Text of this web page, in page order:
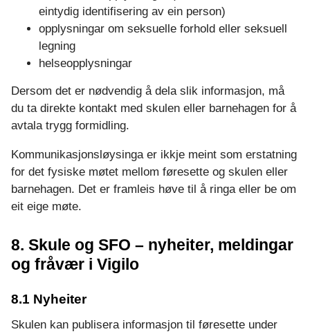
eintydig identifisering av ein person)
opplysningar om seksuelle forhold eller seksuell
legning
helseopplysningar
Dersom det er nødvendig å dela slik informasjon, må
du ta direkte kontakt med skulen eller barnehagen for å
avtala trygg formidling.
Kommunikasjonsløysinga er ikkje meint som erstatning
for det fysiske møtet mellom føresette og skulen eller
barnehagen. Det er framleis høve til å ringa eller be om
eit eige møte.
8. Skule og SFO – nyheiter, meldingar
og fråvær i Vigilo
8.1 Nyheiter
Skulen kan publisera informasjon til føresette under